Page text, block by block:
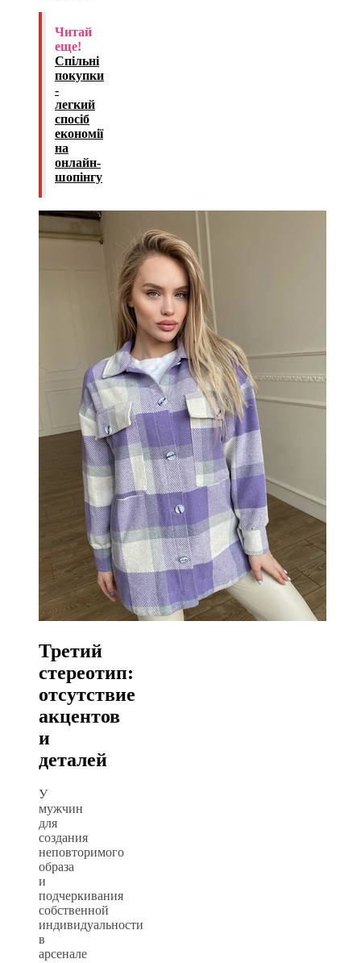
Читай
еще!
Спільні
покупки
-
легкий
спосіб
економії
на
онлайн-
шопінгу
Третий
стереотип:
отсутствие
акцентов
и
деталей
У
мужчин
для
создания
неповторимого
образа
и
подчеркивания
собственной
индивидуальности
в
арсенале